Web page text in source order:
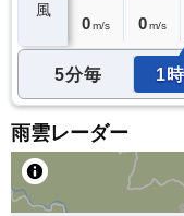
風
0 m/s 0 m/s
5分毎 1
雨雲レーダー